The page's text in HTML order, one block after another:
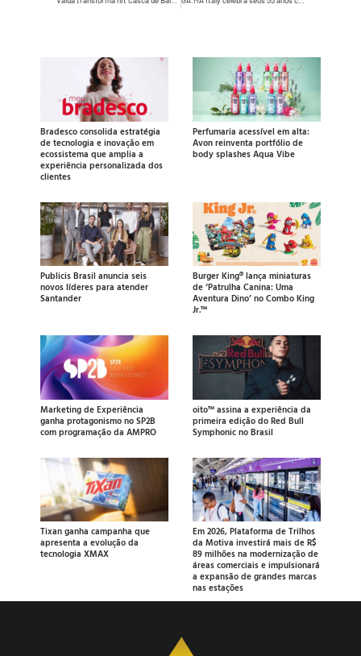
Bradesco consolida estratégia
de tecnologia e inovação em
ecossistema que amplia a
experiência personalizada dos
clientes
Perfumaria acessível em alta:
Avon reinventa portfólio de
body splashes Aqua Vibe
Publicis Brasil anuncia seis
novos líderes para atender
Santander
Burger King® lança miniaturas
de ‘Patrulha Canina: Uma
Aventura Dino’ no Combo King
Jr.™
Marketing de Experiência
ganha protagonismo no SP2B
com programação da AMPRO
oito™ assina a experiência da
primeira edição do Red Bull
Symphonic no Brasil
Tixan ganha campanha que
apresenta a evolução da
tecnologia XMAX
Em 2026, Plataforma de Trilhos
da Motiva investirá mais de R$
89 milhões na modernização de
áreas comerciais e impulsionará
a expansão de grandes marcas
nas estações